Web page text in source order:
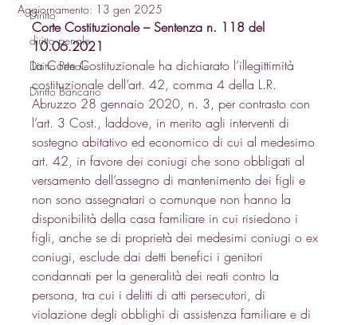
Diritto
diritto penale
Diritto Penale
Diritto Bancario
Aggiornamento: 13 gen 2025
Corte Costituzionale – Sentenza n. 118 del
10.06.2021
La Corte Costituzionale ha dichiarato l’illegittimità
costituzionale dell’art. 42, comma 4 della L.R.
Abruzzo 28 gennaio 2020, n. 3, per contrasto con
l’art. 3 Cost., laddove, in merito agli interventi di
sostegno abitativo ed economico di cui al medesimo
art. 42, in favore dei coniugi che sono obbligati al
versamento dell’assegno di mantenimento dei figli e
non sono assegnatari o comunque non hanno la
disponibilità della casa familiare in cui risiedono i
figli, anche se di proprietà dei medesimi coniugi o ex
coniugi, esclude dai detti benefici i genitori
condannati per la generalità dei reati contro la
persona, tra cui i delitti di atti persecutori, di
violazione degli obblighi di assistenza familiare e di